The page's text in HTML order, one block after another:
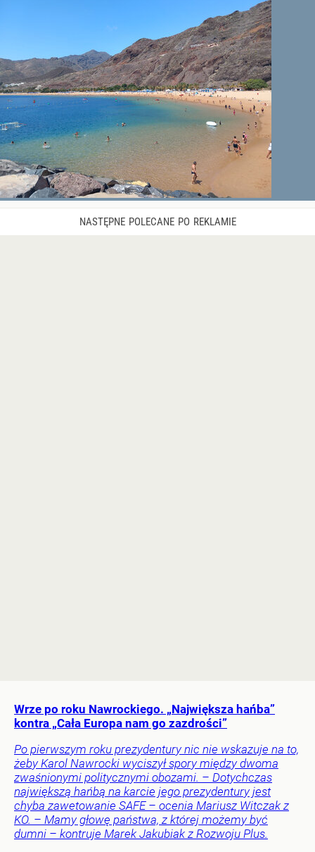
Wrze po roku Nawrockiego. „Największa hańba”
kontra „Cała Europa nam go zazdrości”
Po pierwszym roku prezydentury nic nie wskazuje na to,
żeby Karol Nawrocki wyciszył spory między dwoma
zwaśnionymi politycznymi obozami. – Dotychczas
największą hańbą na karcie jego prezydentury jest
chyba zawetowanie SAFE – ocenia Mariusz Witczak z
KO. – Mamy głowę państwa, z której możemy być
dumni – kontruje Marek Jakubiak z Rozwoju Plus.